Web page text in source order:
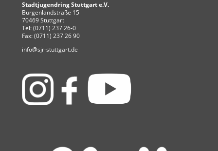
Stadtjugendring Stuttgart e.V.
Burgenlandstraße 15
70469 Stuttgart
Tel: (0711) 237 26-0
Fax: (0711) 237 26 90
info@sjr-stuttgart.de